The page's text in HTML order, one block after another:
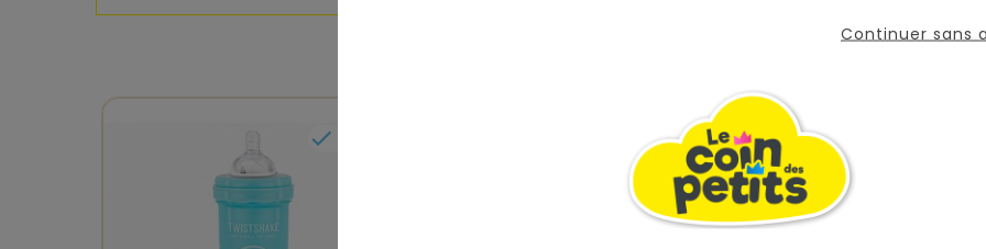
Continuer sans
VOUS AIMEREZ AUSSI
  En stock